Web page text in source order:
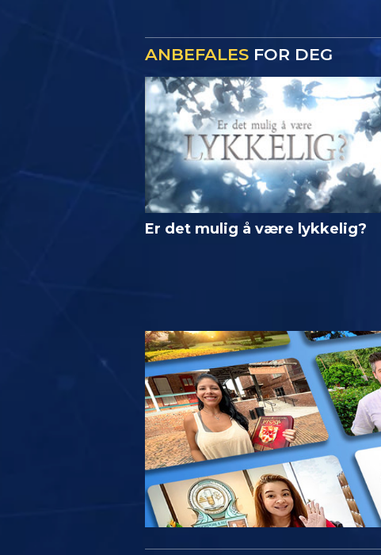
ANBEFALES FOR DEG
Er det mulig å være lykkelig?